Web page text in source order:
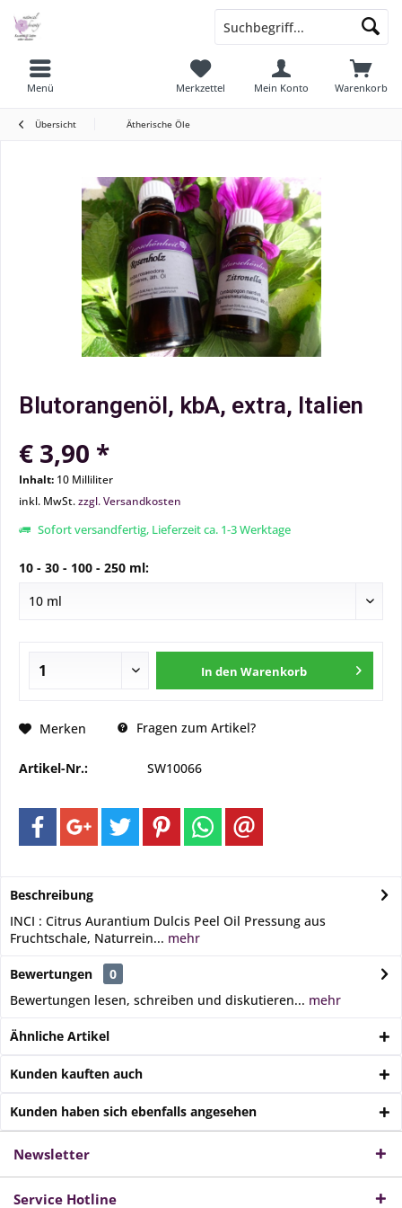
Menü Warenkorb
Merkzettel Mein Konto
Übersicht Ätherische Öle
Blutorangenöl, kbA, extra, Italien
€ 3,90 *
Inhalt: 10 Milliliter
inkl. MwSt.zzgl. Versandkosten
Sofort versandfertig, Lieferzeit ca. 1-3 Werktage
10 - 30 - 100 - 250 ml:
In den Warenkorb
Merken Fragen zum Artikel?
Artikel-Nr.: SW10066
Beschreibung
INCI : Citrus Aurantium Dulcis Peel Oil Pressung aus
Fruchtschale, Naturrein... mehr
Bewertungen
0
Bewertungen lesen, schreiben und diskutieren... mehr
Ähnliche Artikel
Kunden kauften auch
Kunden haben sich ebenfalls angesehen
Newsletter
Service Hotline